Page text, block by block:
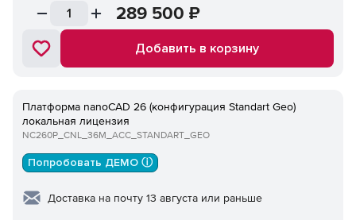
289 500 ₽
Добавить в корзину
Платформа nanoCAD 26 (конфигурация Standart Geo)
локальная лицензия
NC260P_CNL_36M_ACC_STANDART_GEO
Попробовать ДЕМО ⓘ
Доставка на почту 13 августа или раньше